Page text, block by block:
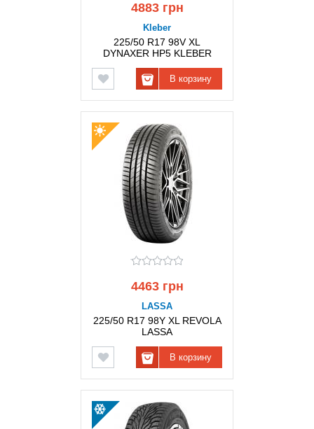
4883 грн
Kleber
225/50 R17 98V XL
DYNAXER HP5 KLEBER
В корзину
4463 грн
LASSA
225/50 R17 98Y XL REVOLA
LASSA
В корзину